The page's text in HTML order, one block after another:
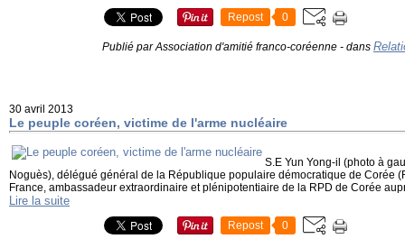
Repost 0
Publié par Association d'amitié franco-coréenne - dans
30 avril 2013
Le peuple coréen, victime de l'arme nucléaire
S.E Yun Yong-il (photo à
Noguès), délégué général de la République populaire démocratique de Corée
France, ambassadeur extraordinaire et plénipotentiaire de la RPD de Corée
Lire la suite
Repost 0